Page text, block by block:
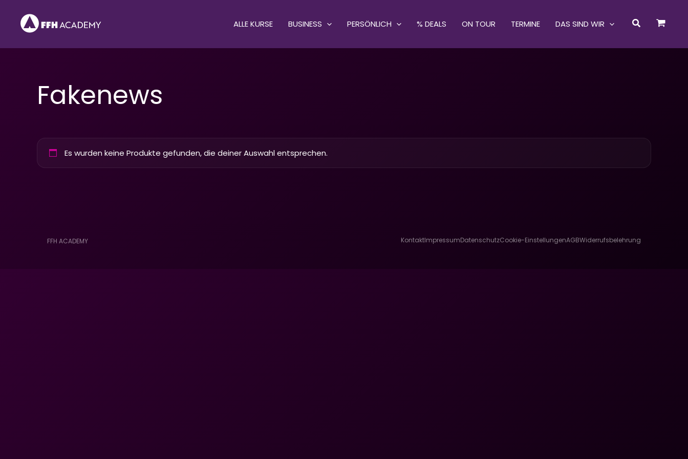
springen
ALLE KURSE BUSINESS PERSÖNLICH % DEALS ON TOUR TERMINE DAS SIND WIR Suchen
Fakenews
Es wurden keine Produkte gefunden, die deiner Auswahl entsprechen.
FFH ACADEMY KontaktImpressumDatenschutzCookie-EinstellungenAGBWiderrufsbelehrung